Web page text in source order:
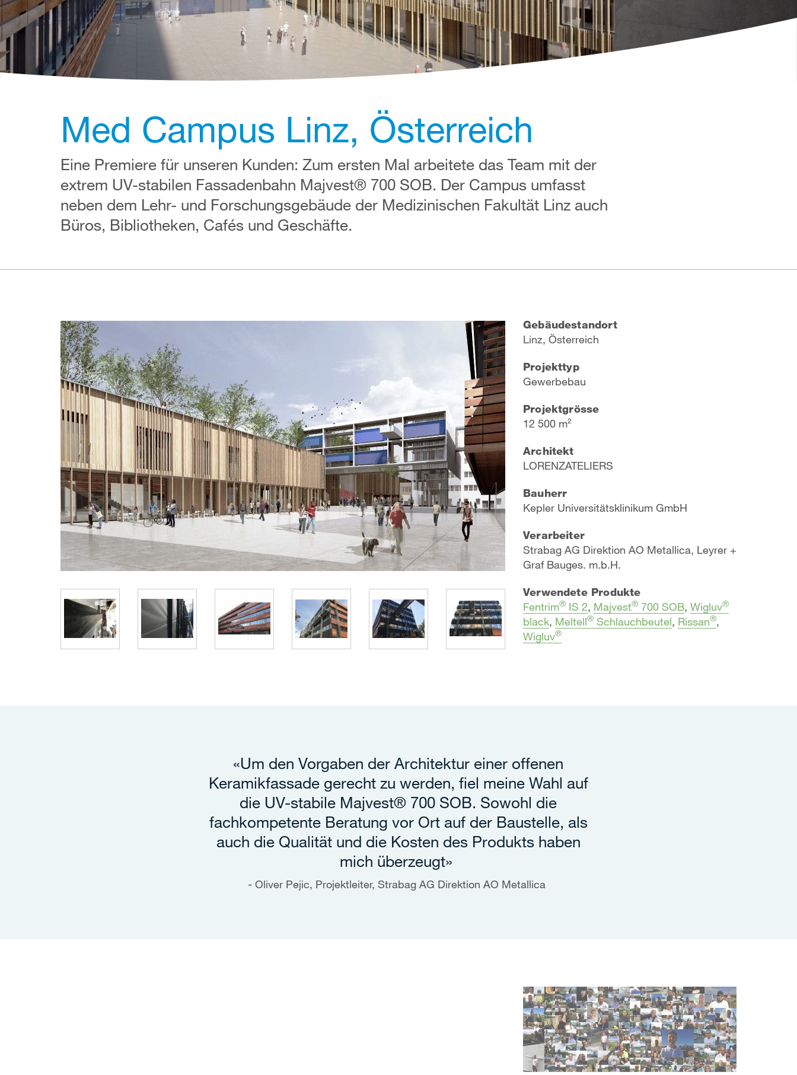
Med Campus Linz, Österreich
Eine Premiere für unseren Kunden: Zum ersten Mal arbeitete das Team mit der
extrem UV-stabilen Fassadenbahn Majvest® 700 SOB. Der Campus umfasst
neben dem Lehr- und Forschungsgebäude der Medizinischen Fakultät Linz auch
Büros, Bibliotheken, Cafés und Geschäfte.
Gebäudestandort
Linz, Österreich
Projekttyp
Gewerbebau
Projektgrösse
12 500 m²
Architekt
​LORENZATELIERS
Bauherr
​Kepler Universitätsklinikum GmbH
Verarbeiter
Strabag AG Direktion AO Metallica, Leyrer +
Graf Bauges. m.b.H.
Verwendete Produkte
Fentrim® IS 2, Majvest® 700 SOB, Wigluv®
black, Meltell® Schlauchbeutel, Rissan®,
Wigluv®
«Um den Vorgaben der Architektur einer offenen
Keramikfassade gerecht zu werden, fiel meine Wahl auf
die UV-stabile Majvest® 700 SOB. Sowohl die
fachkompetente Beratung vor Ort auf der Baustelle, als
auch die Qualität und die Kosten des Produkts haben
mich überzeugt»
Oliver Pejic, Projektleiter, Strabag AG Direktion AO Metallica